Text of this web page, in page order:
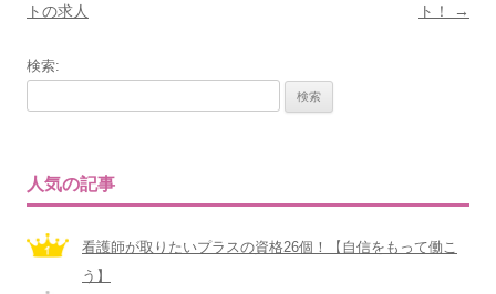
稿
ビ
ョ
トの求人
ト！
→
検索:
人気の記事
看護師が取りたいプラスの資格26個！【自信をもって働こ
う】